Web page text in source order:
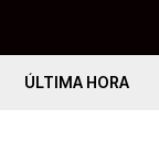
ÚLTIMA HORA